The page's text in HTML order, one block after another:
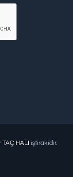
TAÇ HALI iştirakidir.